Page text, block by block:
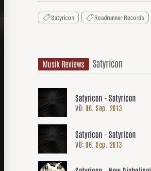
Satyricon Roadrunner Records
Musik Reviews Satyricon
Satyricon - Satyricon
VÖ: 06. Sep. 2013
Satyricon - Satyricon
VÖ: 06. Sep. 2013